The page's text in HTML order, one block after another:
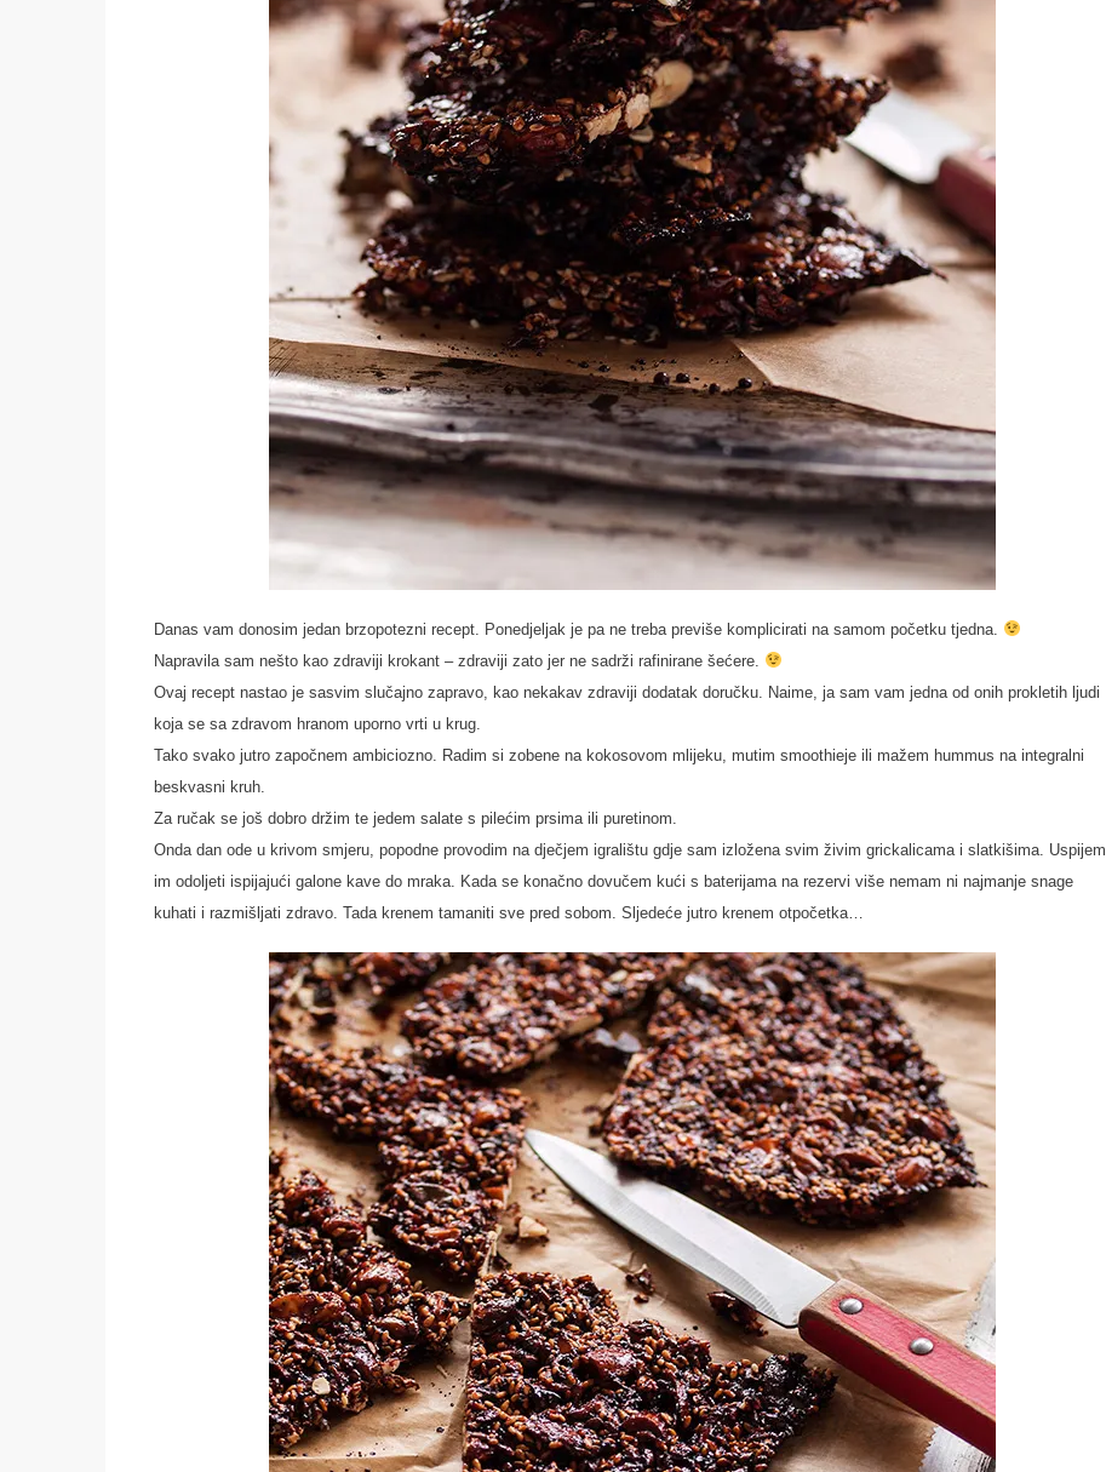
Danas vam donosim jedan brzopotezni recept. Ponedjeljak je pa ne treba previše komplicirati na samom početku tjedna.
Napravila sam nešto kao zdraviji krokant – zdraviji zato jer ne sadrži rafinirane šećere.
Ovaj recept nastao je sasvim slučajno zapravo, kao nekakav zdraviji dodatak doručku. Naime, ja sam vam jedna od onih prokletih ljudi
koja se sa zdravom hranom uporno vrti u krug.
Tako svako jutro započnem ambiciozno. Radim si zobene na kokosovom mlijeku, mutim smoothieje ili mažem hummus na integralni
beskvasni kruh.
Za ručak se još dobro držim te jedem salate s pilećim prsima ili puretinom.
Onda dan ode u krivom smjeru, popodne provodim na dječjem igralištu gdje sam izložena svim živim grickalicama i slatkišima. Uspijem
im odoljeti ispijajući galone kave do mraka. Kada se konačno dovučem kući s baterijama na rezervi više nemam ni najmanje snage
kuhati i razmišljati zdravo. Tada krenem tamaniti sve pred sobom. Sljedeće jutro krenem otpočetka…